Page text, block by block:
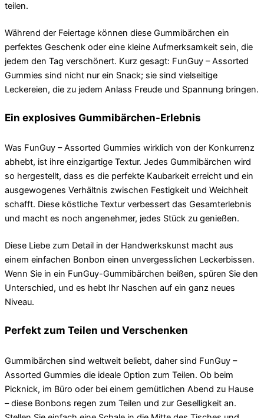
teilen.
Während der Feiertage können diese Gummibärchen ein
perfektes Geschenk oder eine kleine Aufmerksamkeit sein, die
jedem den Tag verschönert. Kurz gesagt: FunGuy – Assorted
Gummies sind nicht nur ein Snack; sie sind vielseitige
Leckereien, die zu jedem Anlass Freude und Spannung bringen.
Ein explosives Gummibärchen-Erlebnis
Was FunGuy – Assorted Gummies wirklich von der Konkurrenz
abhebt, ist ihre einzigartige Textur. Jedes Gummibärchen wird
so hergestellt, dass es die perfekte Kaubarkeit erreicht und ein
ausgewogenes Verhältnis zwischen Festigkeit und Weichheit
schafft. Diese köstliche Textur verbessert das Gesamterlebnis
und macht es noch angenehmer, jedes Stück zu genießen.
Diese Liebe zum Detail in der Handwerkskunst macht aus
einem einfachen Bonbon einen unvergesslichen Leckerbissen.
Wenn Sie in ein FunGuy-Gummibärchen beißen, spüren Sie den
Unterschied, und es hebt Ihr Naschen auf ein ganz neues
Niveau.
Perfekt zum Teilen und Verschenken
Gummibärchen sind weltweit beliebt, daher sind FunGuy –
Assorted Gummies die ideale Option zum Teilen. Ob beim
Picknick, im Büro oder bei einem gemütlichen Abend zu Hause
– diese Bonbons regen zum Teilen und zur Geselligkeit an.